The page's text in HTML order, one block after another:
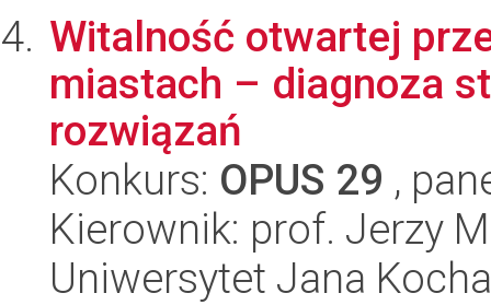
Witalność otwartej
miastach – diagnoza
rozwiązań
Konkurs: OPUS 29 ,
Kierownik: prof. Jerzy
Uniwersytet Jana